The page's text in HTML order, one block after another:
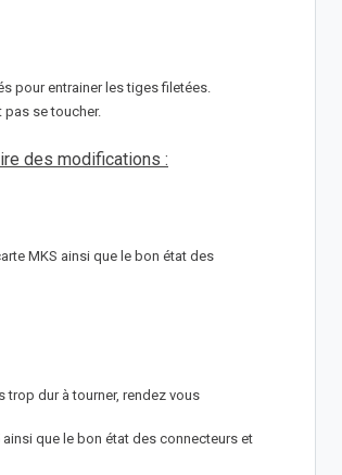
pour entrainer les tiges filetées.
pas se toucher.
des modifications :
MKS ainsi que le bon état des
trop dur à tourner, rendez vous
que le bon état des connecteurs et